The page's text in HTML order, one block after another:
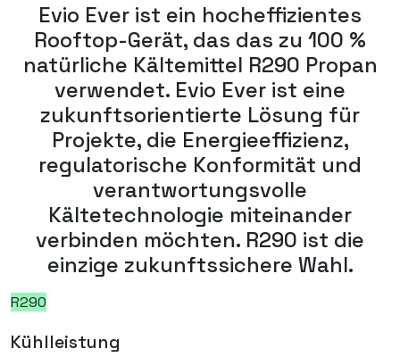
Evio Ever ist ein hocheffizientes
Rooftop-Gerät, das das zu 100 %
natürliche Kältemittel R290 Propan
verwendet. Evio Ever ist eine
zukunftsorientierte Lösung für
Projekte, die Energieeffizienz,
regulatorische Konformität und
verantwortungsvolle
Kältetechnologie miteinander
verbinden möchten. R290 ist die
einzige zukunftssichere Wahl.
R290
Kühlleistung